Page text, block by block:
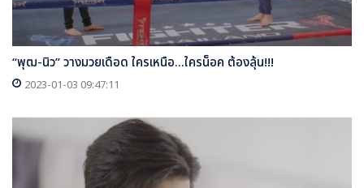
“พุฒ-นิว” วางมวยเดือด ใครเหนือ...ใครน็อค ต้องลุ้น!!!
2023-01-03 09:47:11